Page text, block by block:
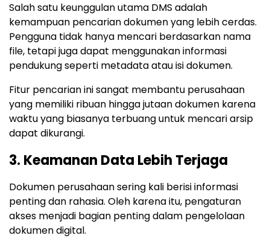
Salah satu keunggulan utama DMS adalah
kemampuan pencarian dokumen yang lebih cerdas.
Pengguna tidak hanya mencari berdasarkan nama
file, tetapi juga dapat menggunakan informasi
pendukung seperti metadata atau isi dokumen.
Fitur pencarian ini sangat membantu perusahaan
yang memiliki ribuan hingga jutaan dokumen karena
waktu yang biasanya terbuang untuk mencari arsip
dapat dikurangi.
3. Keamanan Data Lebih Terjaga
Dokumen perusahaan sering kali berisi informasi
penting dan rahasia. Oleh karena itu, pengaturan
akses menjadi bagian penting dalam pengelolaan
dokumen digital.